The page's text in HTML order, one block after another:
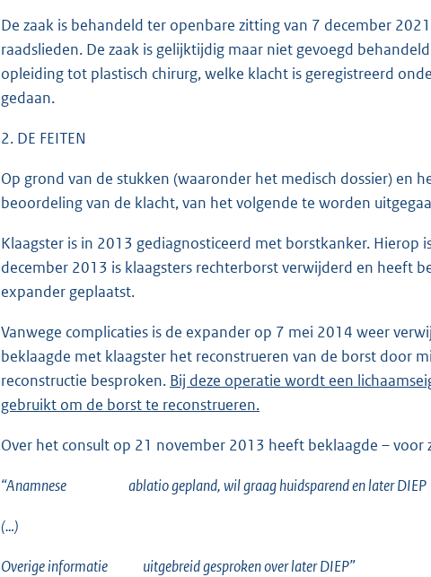
De zaak is behandeld ter openbare zitting van 7 december
raadslieden. De zaak is gelijktijdig maar niet gevoegd
opleiding tot plastisch chirurg, welke klacht is geregistreerd
gedaan.
2. DE FEITEN
Op grond van de stukken (waaronder het medisch dossier) en
beoordeling van de klacht, van het volgende te worden
Klaagster is in 2013 gediagnosticeerd met borstkanker.
december 2013 is klaagsters rechterborst verwijderd en heeft
expander geplaatst.
Vanwege complicaties is de expander op 7 mei 2014 weer
beklaagde met klaagster het reconstrueren van de borst door
reconstructie besproken. Bij deze operatie wordt een
gebruikt om de borst te reconstrueren.
Over het consult op 21 november 2013 heeft beklaagde –
“Anamnese ablatio gepland, wil graag huidsparend en later DIEP
(…)
Overige informatie uitgebreid gesproken over later DIEP”